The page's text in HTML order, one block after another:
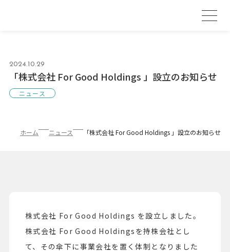
2024.10.29
「株式会社 For Good Holdings 」設立のお知らせ
ニュース
ホーム ニュース 「株式会社 For Good Holdings 」設立のお知らせ
株式会社 For Good Holdings を設立しました。
株式会社 For Good Holdingsを持株会社とし
て、その傘下に事業会社を置く体制となりました